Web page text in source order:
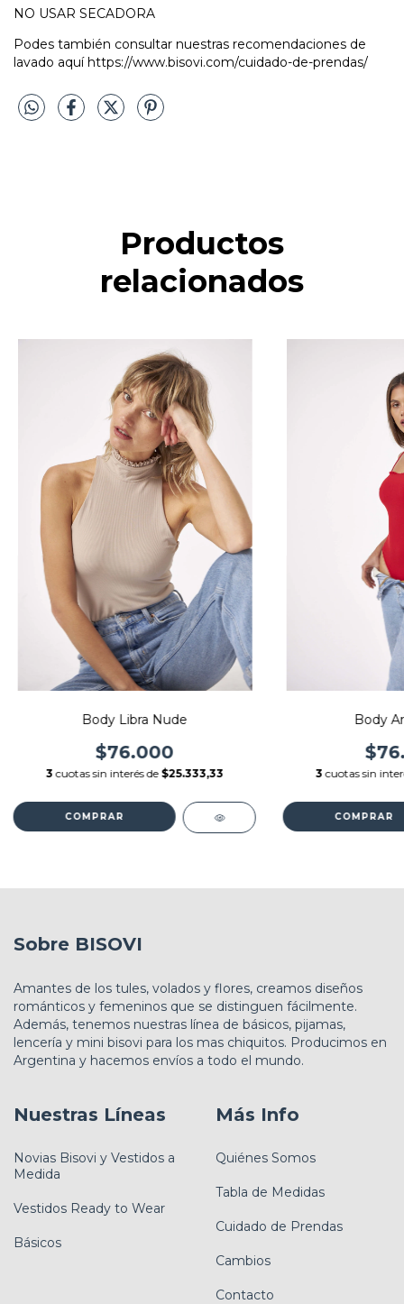
NO USAR SECADORA
Podes también consultar nuestras recomendaciones de
lavado aquíhttps://www.bisovi.com/cuidado-de-prendas/
Productos
relacionados
Body Libra Nude
$76.000
3 cuotas sin interés de $25.333,33
COMPRAR
Body
3 cuotas sin
COMPRAR
Sobre BISOVI
Amantes de los tules, volados y flores, creamos diseños
románticos y femeninos que se distinguen fácilmente.
Además, tenemos nuestras línea de básicos, pijamas,
lencería y mini bisovi para los mas chiquitos. Producimos en
Argentina y hacemos envíos a todo el mundo.
Nuestras Líneas
Novias Bisovi y Vestidos a
Medida
Vestidos Ready to Wear
Básicos
Más Info
Quiénes Somos
Tabla de Medidas
Cuidado de Prendas
Cambios
Contacto